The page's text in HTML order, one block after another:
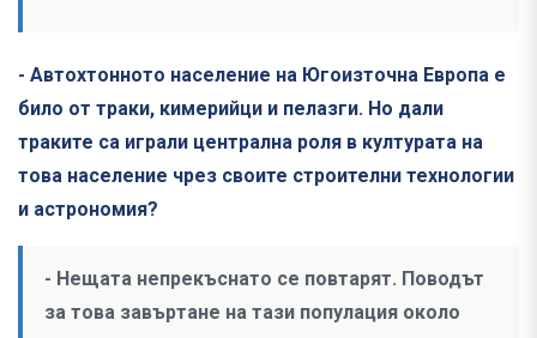
- Автохтонното население на Югоизточна Европа е
било от траки, кимерийци и пелазги. Но дали
траките са играли централна роля в културата на
това население чрез своите строителни технологии
и астрономия?
- Нещата непрекъснато се повтарят. Поводът
за това завъртане на тази популация около